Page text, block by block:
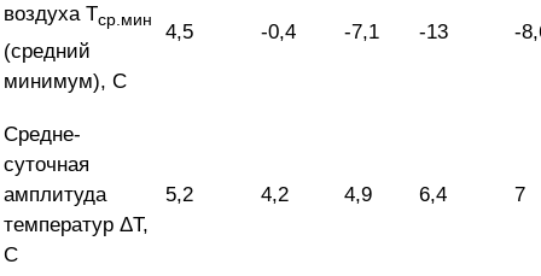
воздуха Tср.мин
(средний
минимум), С
4,5 -0,4 -7,1 -13 -
Средне-
суточная
амплитуда
температур ΔT,
С
5,2 4,2 4,9 6,4 7